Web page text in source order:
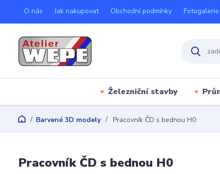
O nás Jak nakupovat Obchodní podmínky Fotogalerie
Železniční stavby
Barvené 3D modely Pracovník ČD s bednou H0
Pracovník ČD s bednou H0